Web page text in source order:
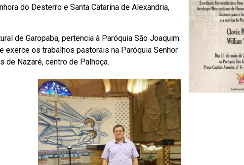
do Desterro e Santa Catarina de Alexandria,
de Garopaba, pertencia à Paróquia São Joaquim.
exerce os trabalhos pastorais na Paróquia Senhor
de Nazaré, centro de Palhoça.